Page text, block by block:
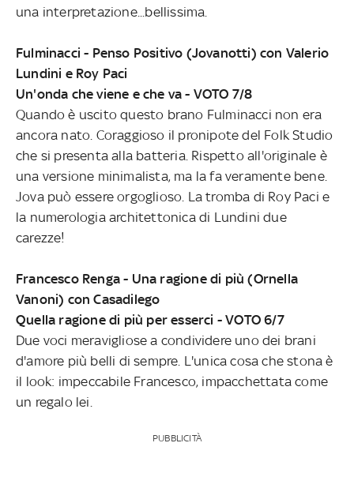
una interpretazione...bellissima.
Fulminacci - Penso Positivo (Jovanotti) con Valerio
Lundini e Roy Paci
Un'onda che viene e che va - VOTO 7/8
Quando è uscito questo brano Fulminacci non era
ancora nato. Coraggioso il pronipote del Folk Studio
che si presenta alla batteria. Rispetto all'originale è
una versione minimalista, ma la fa veramente bene.
Jova può essere orgoglioso. La tromba di Roy Paci e
la numerologia architettonica di Lundini due
carezze!
Francesco Renga - Una ragione di più (Ornella
Vanoni) con Casadilego
Quella ragione di più per esserci - VOTO 6/7
Due voci meravigliose a condividere uno dei brani
d'amore più belli di sempre. L'unica cosa che stona è
il look: impeccabile Francesco, impacchettata come
un regalo lei.
PUBBLICITÀ